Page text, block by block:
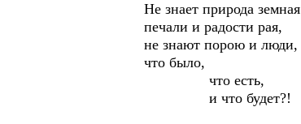
Не знает природа земная
печали и радости рая,
не знают порою и люди,
что было,
что есть,
и что будет?!